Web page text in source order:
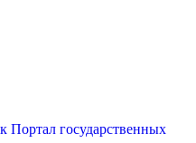
Портал государственных